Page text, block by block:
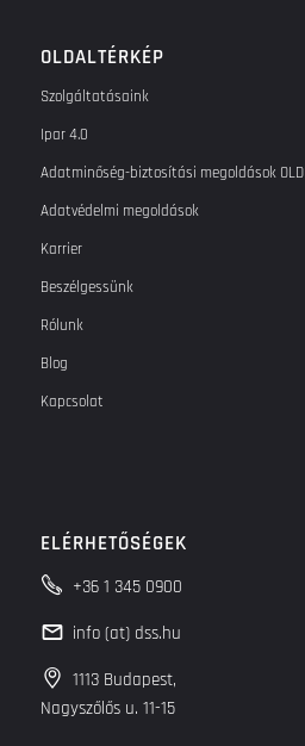
OLDALTÉRKÉP
Szolgáltatásaink
Ipar 4.0
Adatminőség-biztosítási megoldások OLD
Adatvédelmi megoldások
Karrier
Beszélgessünk
Rólunk
Blog
Kapcsolat
ELÉRHETŐSÉGEK
+36 1 345 0900
info (at) dss.hu
1113 Budapest,
Nagyszőlős u. 11-15